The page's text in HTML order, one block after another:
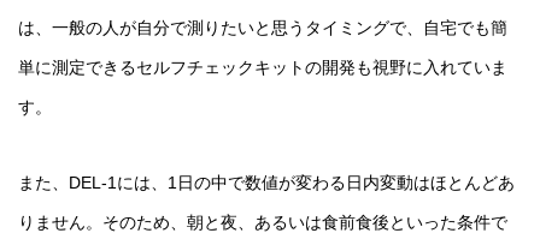
は、一般の人が自分で測りたいと思うタイミングで、自宅でも簡
単に測定できるセルフチェックキットの開発も視野に入れていま
す。
また、DEL-1には、1日の中で数値が変わる日内変動はほとんどあ
りません。そのため、朝と夜、あるいは食前食後といった条件で